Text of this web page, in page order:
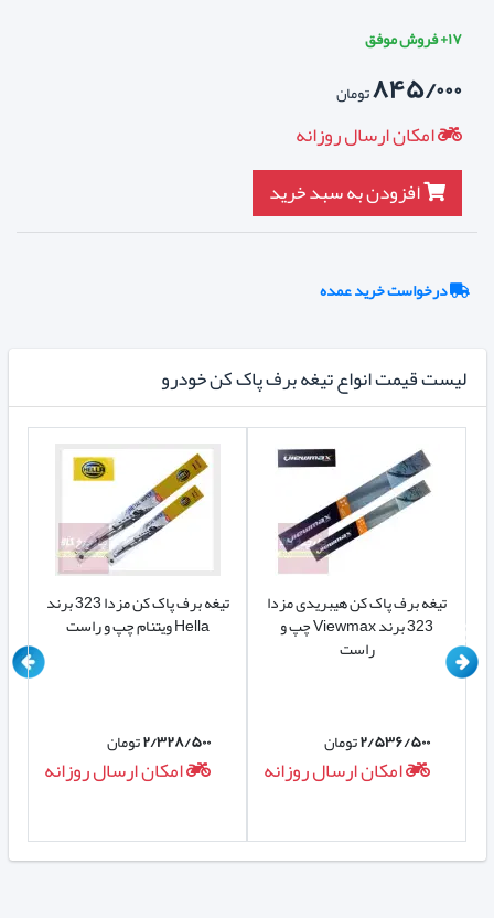
۱۷+ فروش موفق
۸۴۵/۰۰۰تومان
امکان ارسال روزانه
افزودن به سبد خرید
درخواست خرید عمده
لیست قیمت انواع تیغه برف پاک کن خودرو
تیغه برف پاک کن مزدا 323 برند
Hella ویتنام چپ و راست
۲/۳۲۸/۵۰۰تومان
امکان ارسال روزانه
تیغه برف پاک کن هیبریدی مزدا
323 برند Viewmax چپ و
راست
۲/۵۳۶/۵۰۰تومان
امکان ارسال روزانه